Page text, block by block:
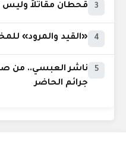
3 قحطان مقاتلاً وليس
4 «القيد والمرود»
5
ناشر العبسي.. من
جرائم الحاضر